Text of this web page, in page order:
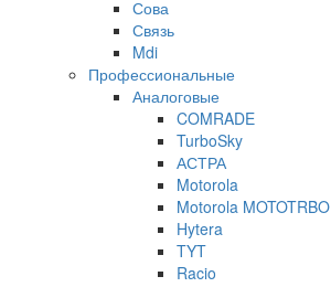
Сова
Связь
Mdi
Профессиональные
Аналоговые
COMRADE
TurboSky
АСТРА
Motorola
Motorola MOTOTRBO
Hytera
TYT
Racio